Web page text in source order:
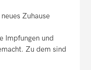
Zuhause
Impfungen und
Zu dem sind